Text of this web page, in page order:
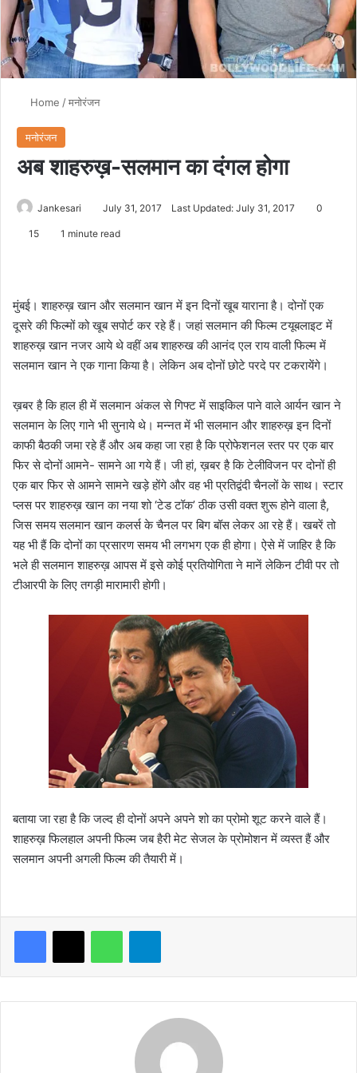
Home /मनोरंजन
मनोरंजन
अब शाहरुख़-सलमान का दंगल होगा
Jankesari July 31, 2017 Last Updated: July 31, 2017 0
15 1 minute read
मुंबई। शाहरुख़ खान और सलमान खान में इन दिनों खूब याराना है। दोनों एक
दूसरे की फिल्मों को खूब सपोर्ट कर रहे हैं। जहां सलमान की फिल्म टयूबलाइट में
शाहरुख़ खान नजर आये थे वहीं अब शाहरुख की आनंद एल राय वाली फिल्म में
सलमान खान ने एक गाना किया है। लेकिन अब दोनों छोटे परदे पर टकरायेंगे।
ख़बर है कि हाल ही में सलमान अंकल से गिफ्ट में साइकिल पाने वाले आर्यन खान ने
सलमान के लिए गाने भी सुनाये थे। मन्नत में भी सलमान और शाहरुख़ इन दिनों
काफी बैठकी जमा रहे हैं और अब कहा जा रहा है कि प्रोफेशनल स्तर पर एक बार
फिर से दोनों आमने- सामने आ गये हैं। जी हां, ख़बर है कि टेलीविजन पर दोनों ही
एक बार फिर से आमने सामने खड़े होंगे और वह भी प्रतिद्वंदी चैनलों के साथ। स्टार
प्लस पर शाहरुख़ खान का नया शो ‘टेड टॉक’ ठीक उसी वक्त शुरू होने वाला है,
जिस समय सलमान खान कलर्स के चैनल पर बिग बॉस लेकर आ रहे हैं। खबरें तो
यह भी हैं कि दोनों का प्रसारण समय भी लगभग एक ही होगा। ऐसे में जाहिर है कि
भले ही सलमान शाहरुख़ आपस में इसे कोई प्रतियोगिता ने मानें लेकिन टीवी पर तो
टीआरपी के लिए तगड़ी मारामारी होगी।
बताया जा रहा है कि जल्द ही दोनों अपने अपने शो का प्रोमो शूट करने वाले हैं।
शाहरुख़ फिलहाल अपनी फिल्म जब हैरी मेट सेजल के प्रोमोशन में व्यस्त हैं और
सलमान अपनी अगली फिल्म की तैयारी में।